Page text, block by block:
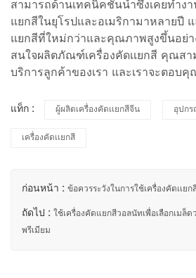
สามารถด้านเทคนิคชั้นนำซึ่งเคยทำง
แยกสีในยุโรปและอเมริกามาหลาย
แยกสีที่ใหม่กว่าและคุณภาพสูงขึ้นอย่
สนใจผลิตภัณฑ์เครื่องคัดเเยกสี คุณส
บริการลูกค้าของเรา และเราจะตอบ
แท็ก : ผู้ผลิตเครื่องคัดเเยกสีจีน อุปก
เครื่องคัดเเยกสี
ก่อนหน้า : ข้อควรระวังในการใช้เครื่องคัดเเยก
ถัดไป : ใช้เครื่องคัดแยกสีวอลนัทเพื่อเลือกเมล็
พรีเมียม